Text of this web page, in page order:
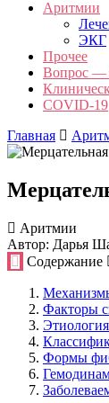
Аритмии
ЭКГ
Прочее
Вопрос —
COVID-19
Главная
Аритмии
Автор: Дарья
Содержание
Факторы
Формы